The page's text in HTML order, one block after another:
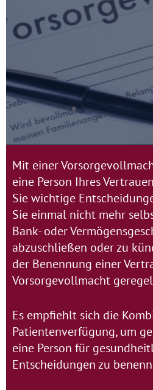
Mit einer
eine Person Ihres
Sie wichtige
Sie einmal nicht mehr
Bank- oder
abzuschließen oder zu
der Benennung einer
Vorsorgevollmacht
Es empfiehlt sich die
Patientenverfügung, um
eine Person für
Entscheidungen zu